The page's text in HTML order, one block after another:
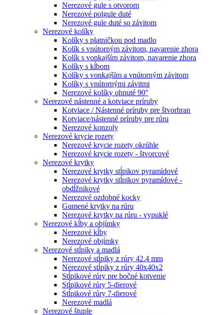
Nerezové gule s otvorom
Nerezové polgule duté
Nerezové gule duté so závitom
Nerezové kolíky
Kolíky s platničkou pod madlo
Kolík s vnútorným závitom, navarenie zhora
Kolík s vonkajším závitom, navarenie zhora
Kolíky s kĺbom
Kolíky s vonkajším a vnútorným závitom
Kolíky s vnútornými závitmi
Nerezové kolíky ohnuté 90°
Nerezové nástenné a kotviace príruby
Kotviace / Nástenné príruby pre štvorhran
Kotviace/nástenné príruby pre rúru
Nerezové konzoly
Nerezové krycie rozety
Nerezové krycie rozety okrúhle
Nerezové krycie rozety - štvorcové
Nerezové krytky
Nerezové krytky stĺpikov pyramídové
Nerezové krytky stĺpikov pyramídové -
obdĺžnikové
Nerezové ozdobné kocky
Gumené krytky na rúru
Nerezové krytky na rúru - vypuklé
Nerezové kĺby a objímky
Nerezové kĺby
Nerezové objímky
Nerezové stĺpiky a madlá
Nerezové stĺpiky z rúry 42.4 mm
Nerezové stĺpiky z rúry 40x40x2
Stĺpikové rúry pre bočné kotvenie
Stĺpikové rúry 5-dierové
Stĺpikové rúry 7-dierové
Nerezové madlá
Nerezové štuple